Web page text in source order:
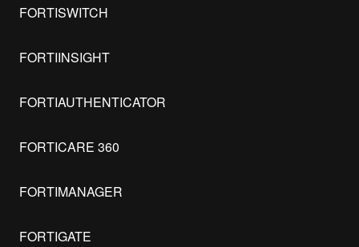
FORTISWITCH
FORTIINSIGHT
FORTIAUTHENTICATOR
FORTICARE 360
FORTIMANAGER
FORTIGATE